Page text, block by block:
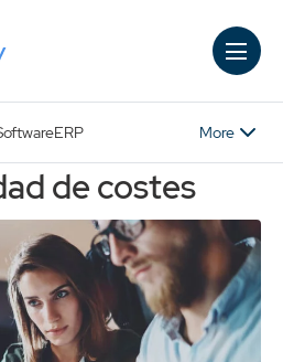
ERP More
de costes